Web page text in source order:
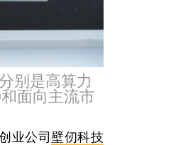
别是高算力
面向主流市
业公司壁仞科技